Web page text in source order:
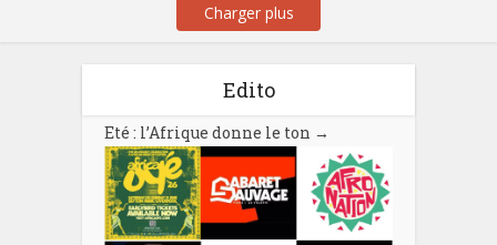
Charger plus
Edito
Eté : l’Afrique donne le ton →